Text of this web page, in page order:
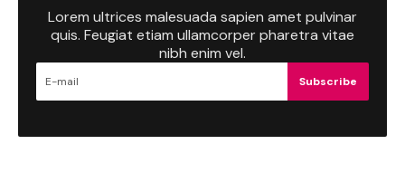
Lorem ultrices malesuada sapien amet pulvinar
quis. Feugiat etiam ullamcorper pharetra vitae
nibh enim vel.
Subscribe